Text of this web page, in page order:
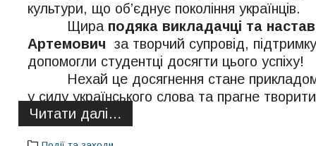
культури, що об’єднує покоління українців.
Щира подяка викладачці та
Артемович за творчий супровід,
допомогли студентці досягти цього успіху!
Нехай це досягнення стане прикладом
у силу українського слова та прагне
Читати далі…